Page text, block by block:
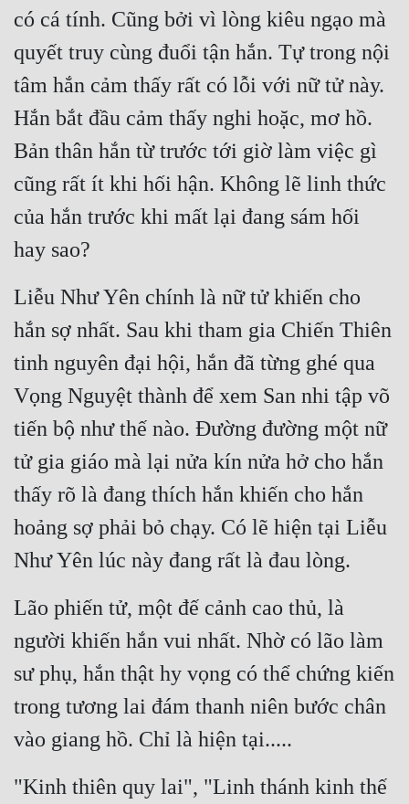
Tội Phạm
Vô Địch
Võ Hiệp
Võng Du
Xuyên Không
Xuyên Nhanh
Xuyên Sách
Xuyên Thư
Điền Văn
Đô Thị
Đông Phương
Đồng Nhân
Truyện Nam
Vô Địch Lưu
có cá tính. Cũng bởi vì lòng kiêu ngạo mà
quyết truy cùng đuổi tận hắn. Tự trong nội
tâm hắn cảm thấy rất có lỗi với nữ tử này.
Hắn bắt đầu cảm thấy nghi hoặc, mơ hồ.
Bản thân hắn từ trước tới giờ làm việc gì
cũng rất ít khi hối hận. Không lẽ linh thức
của hắn trước khi mất lại đang sám hối
hay sao?
Liễu Như Yên chính là nữ tử khiến cho
hắn sợ nhất. Sau khi tham gia Chiến Thiên
tinh nguyên đại hội, hắn đã từng ghé qua
Vọng Nguyệt thành để xem San nhi tập võ
tiến bộ như thế nào. Đường đường một nữ
tử gia giáo mà lại nửa kín nửa hở cho hắn
thấy rõ là đang thích hắn khiến cho hắn
hoảng sợ phải bỏ chạy. Có lẽ hiện tại Liễu
Như Yên lúc này đang rất là đau lòng.
Lão phiến tử, một đế cảnh cao thủ, là
người khiến hắn vui nhất. Nhờ có lão làm
sư phụ, hắn thật hy vọng có thể chứng kiến
trong tương lai đám thanh niên bước chân
vào giang hồ. Chỉ là hiện tại.....
"Kinh thiên quy lai", "Linh thánh kinh thế